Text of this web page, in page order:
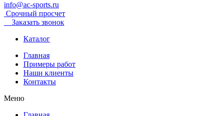
info@ac-sports.ru
Срочный просчет
Заказать звонок
Каталог
Главная
Примеры работ
Наши клиенты
Контакты
Меню